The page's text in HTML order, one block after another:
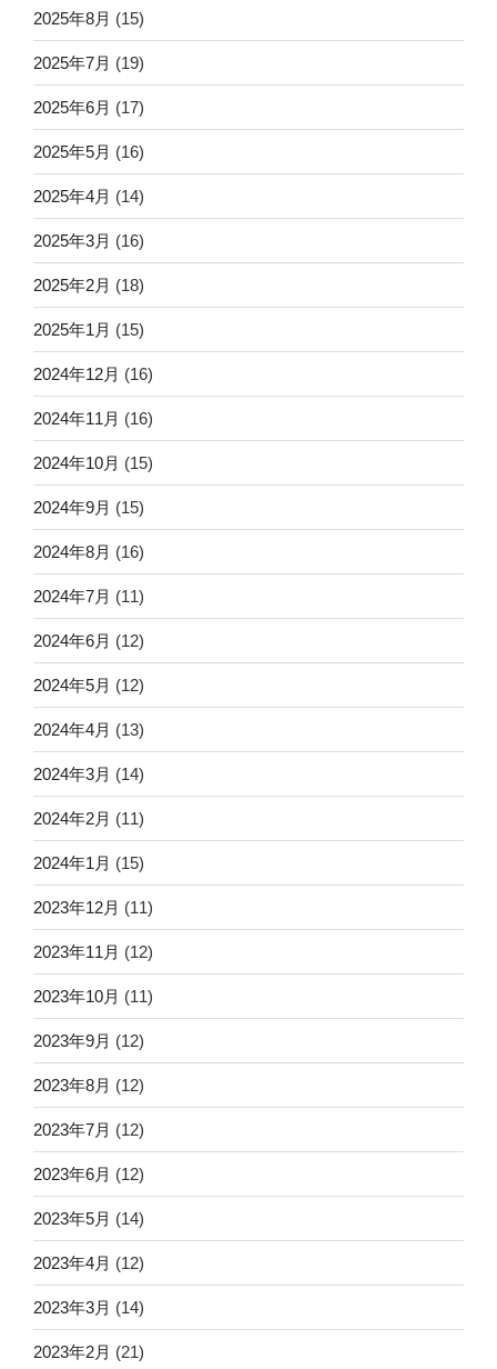
2025年8月 (15)
2025年7月 (19)
2025年6月 (17)
2025年5月 (16)
2025年4月 (14)
2025年3月 (16)
2025年2月 (18)
2025年1月 (15)
2024年12月 (16)
2024年11月 (16)
2024年10月 (15)
2024年9月 (15)
2024年8月 (16)
2024年7月 (11)
2024年6月 (12)
2024年5月 (12)
2024年4月 (13)
2024年3月 (14)
2024年2月 (11)
2024年1月 (15)
2023年12月 (11)
2023年11月 (12)
2023年10月 (11)
2023年9月 (12)
2023年8月 (12)
2023年7月 (12)
2023年6月 (12)
2023年5月 (14)
2023年4月 (12)
2023年3月 (14)
2023年2月 (21)